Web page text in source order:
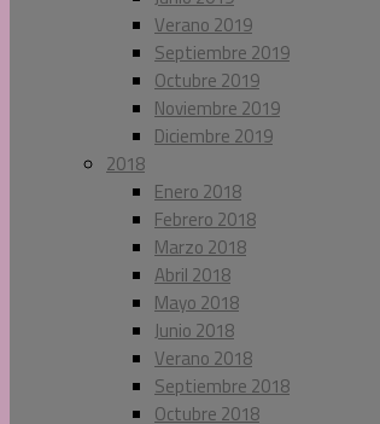
Verano 2019
Septiembre 2019
Octubre 2019
Noviembre 2019
Diciembre 2019
2018
Enero 2018
Febrero 2018
Marzo 2018
Abril 2018
Mayo 2018
Junio 2018
Verano 2018
Septiembre 2018
Octubre 2018